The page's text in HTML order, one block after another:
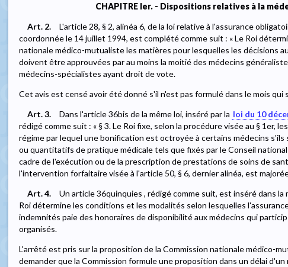
CHAPITRE Ier. - Dispositions relatives à la
Art. 2.
L'article 28, § 2, alinéa 6, de la loi relative à l'assurance
coordonnée le 14 juillet 1994, est complété comme suit : « Le Roi
nationale médico-mutualiste les matières pour lesquelles les décisions
doivent être approuvées par au moins la moitié des médecins
médecins-spécialistes ayant droit de vote.
Cet avis est censé avoir été donné s'il n'est pas formulé dans le mois qui
Art. 3.
Dans l'article 36bis de la même loi, inséré par la loi du 10
rédigé comme suit : « § 3. Le Roi fixe, selon la procédure visée au § 1er,
régime par lequel une bonification est octroyée à certains médecins
ou quantitatifs de pratique médicale tels que fixés par le Conseil
cadre de l'exécution ou de la prescription de prestations de soins de
l'intervention forfaitaire visée à l'article 50, § 6, dernier alinéa, est
Art. 4.
Un article 36quinquies , rédigé comme suit, est inséré dans la
Roi détermine les conditions et les modalités selon lesquelles
indemnités paie des honoraires de disponibilité aux médecins qui
organisés.
L'arrêté est pris sur la proposition de la Commission nationale médico-
demander que la Commission formule une proposition dans un délai d'un